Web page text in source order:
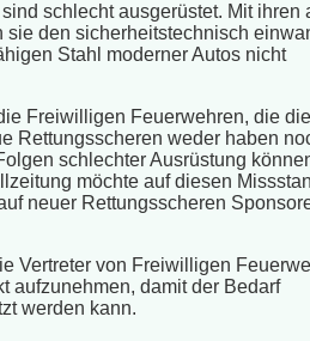
schlecht ausgerüstet. Mit ihren
sie den sicherheitstechnisch
Stahl moderner Autos nicht
Freiwilligen Feuerwehren, die die
Rettungsscheren weder haben
schlechter Ausrüstung
möchte auf diesen
neuer Rettungsscheren
Vertreter von Freiwilligen
aufzunehmen, damit der Bedarf
werden kann.